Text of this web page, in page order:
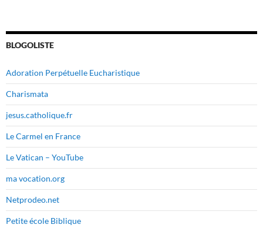
BLOGOLISTE
Adoration Perpétuelle Eucharistique
Charismata
jesus.catholique.fr
Le Carmel en France
Le Vatican – YouTube
ma vocation.org
Netprodeo.net
Petite école Biblique